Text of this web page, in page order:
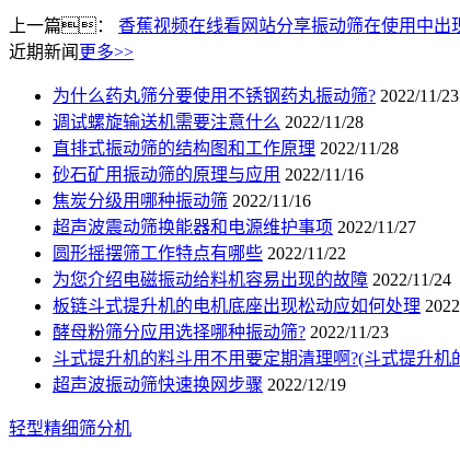
上一篇： 香蕉视频在线看网站分享振动筛在使用中出
近期新闻 更多>>
为什么药丸筛分要使用不锈钢药丸振动筛? 2022/11/23
调试螺旋输送机需要注意什么 2022/11/28
直排式振动筛的结构图和工作原理 2022/11/28
砂石矿用振动筛的原理与应用 2022/11/16
焦炭分级用哪种振动筛 2022/11/16
超声波震动筛换能器和电源维护事项 2022/11/27
圆形摇摆筛工作特点有哪些 2022/11/22
为您介绍电磁振动给料机容易出现的故障 2022/11/24
板链斗式提升机的电机底座出现松动应如何处理
酵母粉筛分应用选择哪种振动筛? 2022/11/23
斗式提升机的料斗用不用要定期清理啊?(斗式提升机
超声波振动筛快速换网步骤 2022/12/19
轻型精细筛分机